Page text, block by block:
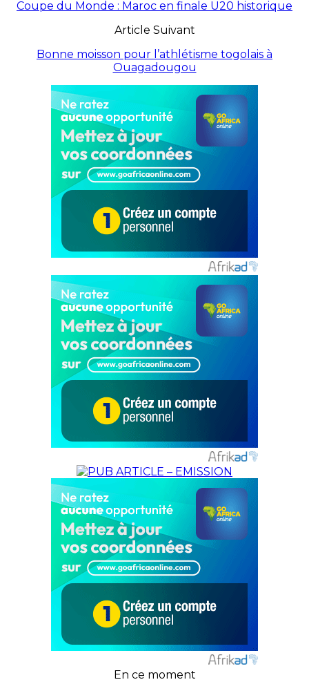
Coupe du Monde : Maroc en finale U20 historique
Article Suivant
Bonne moisson pour l’athlétisme togolais à
Ouagadougou
En ce moment